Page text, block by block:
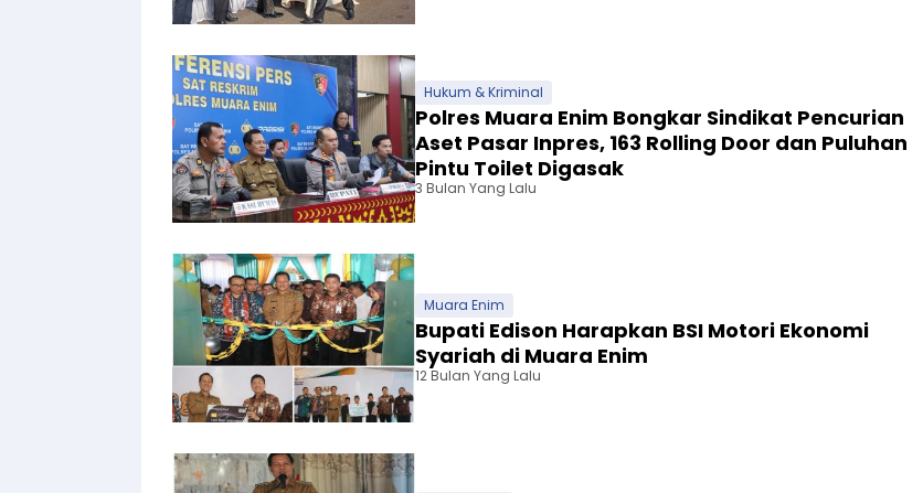
Hukum & Kriminal
Polres Muara Enim Bongkar Sindikat Pencurian
Aset Pasar Inpres, 163 Rolling Door dan Puluhan
Pintu Toilet Digasak
3 Bulan Yang Lalu
Muara Enim
Bupati Edison Harapkan BSI Motori Ekonomi
Syariah di Muara Enim
12 Bulan Yang Lalu